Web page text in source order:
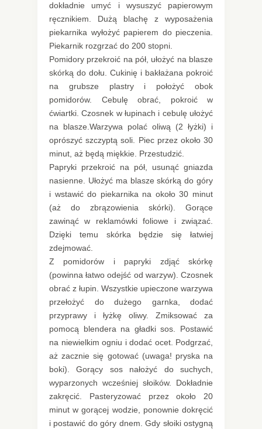
dokładnie umyć i wysuszyć papierowym
ręcznikiem. Dużą blachę z wyposażenia
piekarnika wyłożyć papierem do pieczenia.
Piekarnik rozgrzać do 200 stopni.
Pomidory przekroić na pół, ułożyć na blasze
skórką do dołu. Cukinię i bakłażana pokroić
na grubsze plastry i położyć obok
pomidorów. Cebulę obrać, pokroić w
ćwiartki. Czosnek w łupinach i cebulę ułożyć
na blasze.Warzywa polać oliwą (2 łyżki) i
oprószyć szczyptą soli. Piec przez około 30
minut, aż będą miękkie. Przestudzić.
Papryki przekroić na pół, usunąć gniazda
nasienne. Ułożyć ma blasze skórką do góry
i wstawić do piekarnika na około 30 minut
(aż do zbrązowienia skórki). Gorące
zawinąć w reklamówki foliowe i związać.
Dzięki temu skórka będzie się łatwiej
zdejmować.
Z pomidorów i papryki zdjąć skórkę
(powinna łatwo odejść od warzyw). Czosnek
obrać z łupin. Wszystkie upieczone warzywa
przełożyć do dużego garnka, dodać
przyprawy i łyżkę oliwy. Zmiksować za
pomocą blendera na gładki sos. Postawić
na niewielkim ogniu i dodać ocet. Podgrzać,
aż zacznie się gotować (uwaga! pryska na
boki). Gorący sos nałożyć do suchych,
wyparzonych wcześniej słoików. Dokładnie
zakręcić. Pasteryzować przez około 20
minut w gorącej wodzie, ponownie dokręcić
i postawić do góry dnem. Gdy słoiki ostygną